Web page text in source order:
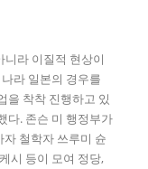
라 이질적 현상이
라 일본의 경우를
을 착착 진행하고 있
다. 존슨 미 행정부가
철학자 쓰루미 슌
시 등이 모여 정당,